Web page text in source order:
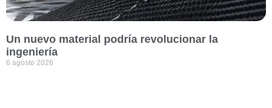
Un nuevo material podría revolucionar la
ingeniería
6 agosto 2026